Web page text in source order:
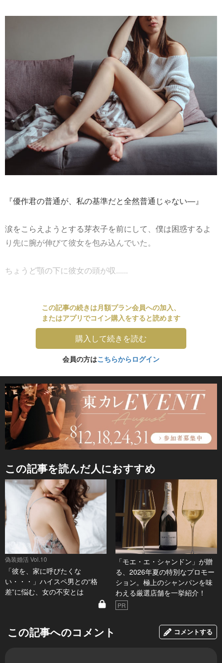
『優作君の普通が、私の基準だと全然普通じゃない―』
涙をこらえようとする芽衣子を前にして、僕は困惑するよ
り先に腕が伸びて彼女を包み込んでいた。
ちょうど顎の下に彼女の頭が収......
この記事の続きは月額プラン会員への加入、
またはアプリでコイン購入をすると読めます
購入して続きを読む
会員の方はこちらからログイン
この記事を読んだ人におすすめ
偽装婚活 Vol.10
「彼を、家に呼びたくな
い・・・」ハイスペ男との“格
差”に悩む、女の不安とは
「モエ・エ・シャンドン」が贈
る、2026年夏の特別なプロモー
ション。極上のシャンパンを味
わえる厳選店舗を一挙紹介！
PR
この記事へのコメント コメントする